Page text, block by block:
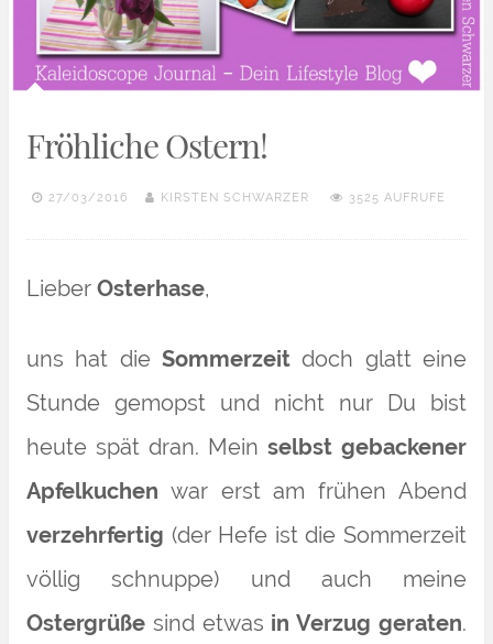
Fröhliche Ostern!
27/03/2016 KIRSTEN SCHWARZER 3525 AUFRUFE
Lieber Osterhase,
uns hat die Sommerzeit doch glatt eine
Stunde gemopst und nicht nur Du bist
heute spät dran. Mein selbst gebackener
Apfelkuchen war erst am frühen Abend
verzehrfertig (der Hefe ist die Sommerzeit
völlig schnuppe) und auch meine
Ostergrüße sind etwas in Verzug geraten.